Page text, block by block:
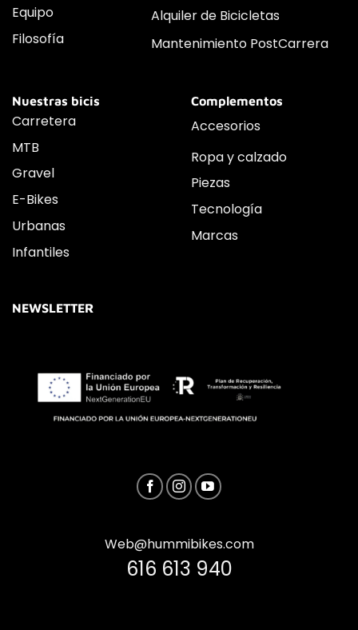
Equipo
Filosofía
Alquiler de Bicicletas
Mantenimiento PostCarrera
Nuestras bicis
Carretera
MTB
Gravel
E-Bikes
Urbanas
Infantiles
Complementos
Accesorios
Ropa y calzado
Piezas
Tecnología
Marcas
NEWSLETTER
Web@hummibikes.com
616 613 940